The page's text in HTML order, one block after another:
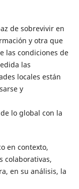
de sobrevivir en
y otra que
las condiciones de
las
locales están
y
lo global con la
en contexto,
colaborativas,
en su análisis, la